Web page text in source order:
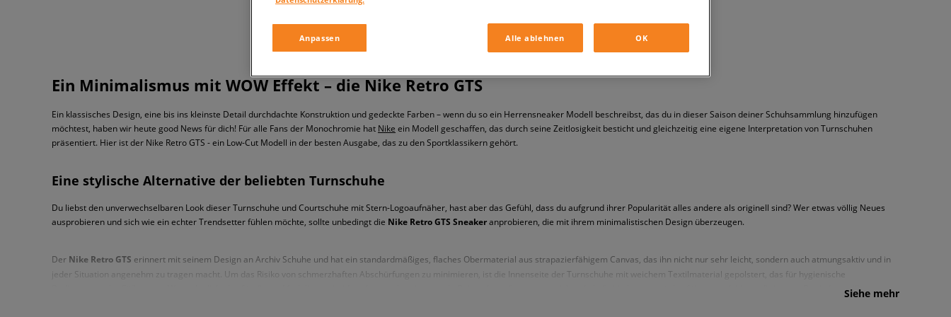
Ein Minimalismus mit WOW Effekt – die Nike Retro GTS
Ein klassisches Design, eine bis ins kleinste Detail durchdachte Konstruktion und gedeckte Farben – wenn du so ein Herrensneaker Modell beschreibst, das du in dieser Saison deiner Schuhsammlung hinzufügen
möchtest, haben wir heute good News für dich! Für alle Fans der Monochromie hat Nike ein Modell geschaffen, das durch seine Zeitlosigkeit besticht und gleichzeitig eine eigene Interpretation von Turnschuhen
präsentiert. Hier ist der Nike Retro GTS - ein Low-Cut Modell in der besten Ausgabe, das zu den Sportklassikern gehört.
Eine stylische Alternative der beliebten Turnschuhe
Du liebst den unverwechselbaren Look dieser Turnschuhe und Courtschuhe mit Stern-Logoaufnäher, hast aber das Gefühl, dass du aufgrund ihrer Popularität alles andere als originell sind? Wer etwas völlig Neues
ausprobieren und sich wie ein echter Trendsetter fühlen möchte, sollte unbedingt die Nike Retro GTS Sneakeranprobieren, die mit ihrem minimalistischen Design überzeugen.
Der Nike Retro GTS erinnert mit seinem Design an Archiv Schuhe und hat ein standardmäßiges, flaches Obermaterial aus strapazierfähigem Canvas, das ihn nicht nur sehr leicht, sondern auch atmungsaktiv und in
jeder Situation angenehm zu tragen macht. Um das Risiko von schmerzhaften Abschürfungen zu minimieren, ist die Innenseite der Turnschuhe mit weichem Textilmaterial gepolstert, das für hygienische
Bedingungen der Füße sorgt. Wenn du dich also für dieses Modell entscheidest, kannst du schwitzende Beine, die auf eine unzureichende Luftzirkulation zurückzuführen sind, hinter dir lassen. Dank der weißen,Siehe mehr
Anpassen Alle ablehnen OK